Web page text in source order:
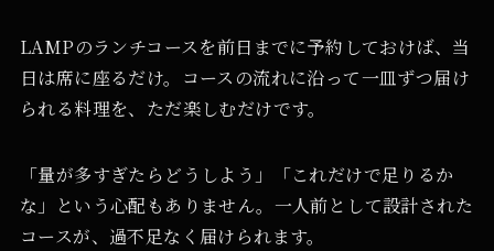
LAMPのランチコースを前日までに予約しておけば、当
日は席に座るだけ。コースの流れに沿って一皿ずつ届け
られる料理を、ただ楽しむだけです。
「量が多すぎたらどうしよう」「これだけで足りるか
な」という心配もありません。一人前として設計された
コースが、過不足なく届けられます。